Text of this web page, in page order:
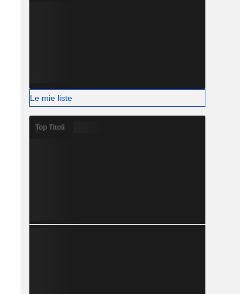
Le mie liste
Top Titoli